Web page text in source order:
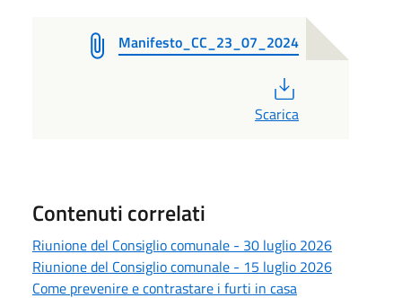
Manifesto_CC_23_07_2024
Scarica
Contenuti correlati
Riunione del Consiglio comunale - 30 luglio 2026
Riunione del Consiglio comunale - 15 luglio 2026
Come prevenire e contrastare i furti in casa